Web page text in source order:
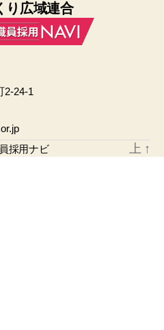
り広域連合
2-24-1
採用ナビ 上 ↑